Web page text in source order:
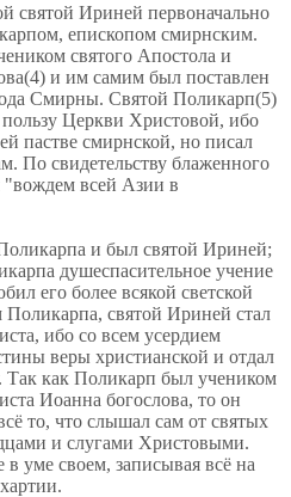
святой Ириней первоначально
епископом смирнским.
святого Апостола и
и им самим был поставлен
Смирны. Святой Поликарп(5)
Церкви Христовой, ибо
пастве смирнской, но писал
По свидетельству блаженного
всей Азии в
и был святой Ириней;
душеспасительное учение
его более всякой светской
святой Ириней стал
ибо со всем усердием
веры христианской и отдал
Так как Поликарп был учеником
Иоанна богослова, то он
то, что слышал сам от святых
и слугами Христовыми.
в уме своем, записывая всё на